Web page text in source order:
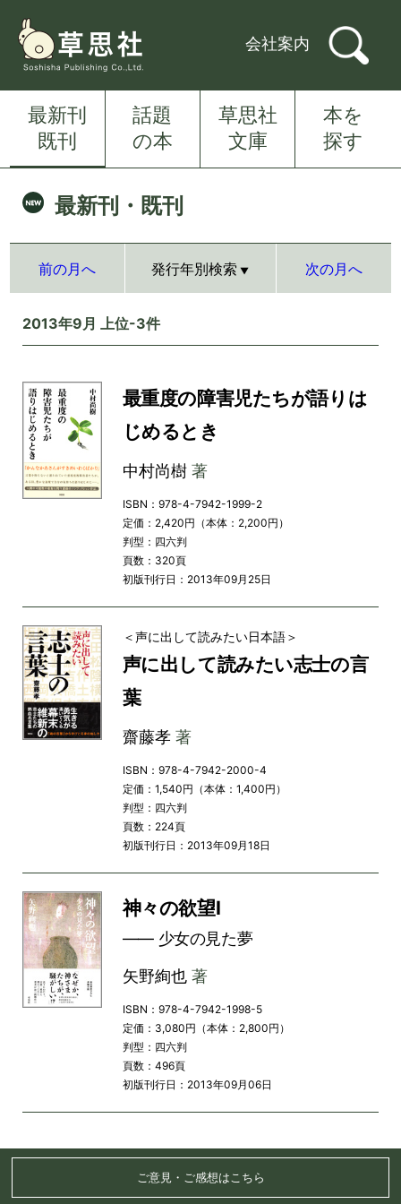
会社案内
最新刊
既刊
話題
の本
草思社
文庫
本を
探す
最新刊・既刊
前の月へ 発行年別検索 次の月へ
2013年9月 上位-3件
最重度の障害児たちが語りは
じめるとき
中村尚樹著
ISBN：978-4-7942-1999-2
定価：2,420円（本体：2,200円）
判型：四六判
頁数：320頁
初版刊行日：2013年09月25日
＜声に出して読みたい日本語＞
声に出して読みたい志士の言
葉
齋藤孝著
ISBN：978-4-7942-2000-4
定価：1,540円（本体：1,400円）
判型：四六判
頁数：224頁
初版刊行日：2013年09月18日
神々の欲望Ⅰ
―― 少女の見た夢
矢野絢也著
ISBN：978-4-7942-1998-5
定価：3,080円（本体：2,800円）
判型：四六判
頁数：496頁
初版刊行日：2013年09月06日
ご意見・ご感想はこちら